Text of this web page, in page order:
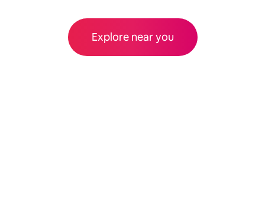
Explore near you